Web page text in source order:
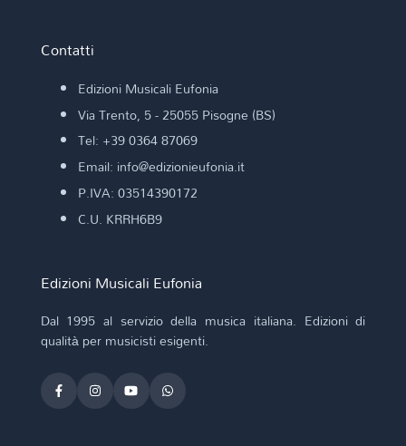
Contatti
Edizioni Musicali Eufonia
Via Trento, 5 - 25055 Pisogne (BS)
Tel: +39 0364 87069
Email: info@edizionieufonia.it
P.IVA: 03514390172
C.U. KRRH6B9
Edizioni Musicali Eufonia
Dal 1995 al servizio della musica italiana. Edizioni di
qualità per musicisti esigenti.